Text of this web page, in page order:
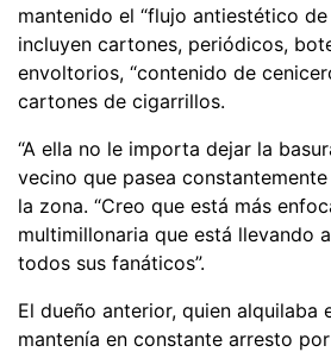
mantenido el “flujo antiestético de
incluyen cartones, periódicos,
envoltorios, “contenido de
cartones de cigarrillos.
“A ella no le importa dejar la
vecino que pasea
la zona. “Creo que está más
multimillonaria que está llevando
todos sus fanáticos”.
El dueño anterior, quien alquilaba
mantenía en constante arresto